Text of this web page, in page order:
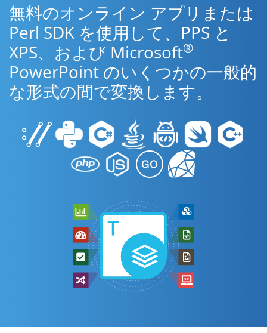
無料のオンライン アプリまたは
Perl SDK を使用して、PPS と
XPS、および Microsoft®
PowerPoint のいくつかの一般的
な形式の間で変換します。